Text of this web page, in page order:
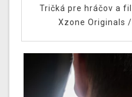
Tričká pre hráčov a
Xzone Originals /